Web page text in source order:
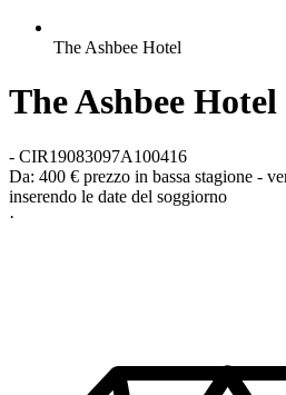
The Ashbee Hotel
The Ashbee
- CIR19083097A100416
Da: 400 € prezzo in bassa stagione -
inserendo le date del soggiorno
·